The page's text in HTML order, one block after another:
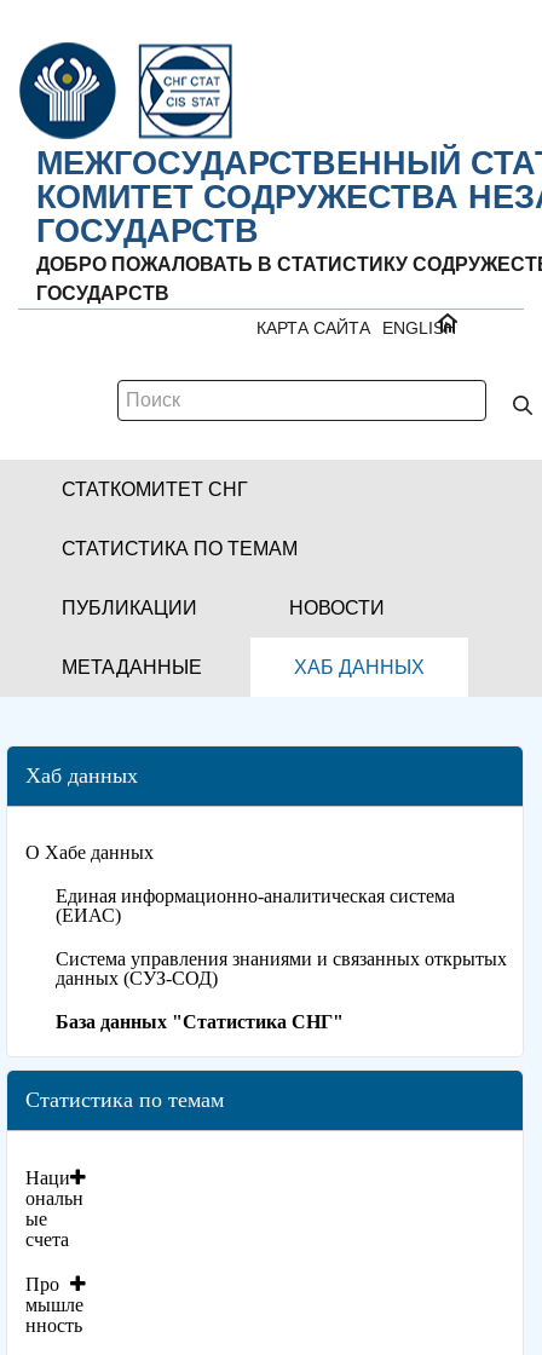
МЕЖГОСУДАРСТВЕННЫЙ
КОМИТЕТ СОДРУЖЕСТВА
ГОСУДАРСТВ
ДОБРО ПОЖАЛОВАТЬ В СТАТИСТИКУ
ГОСУДАРСТВ
ENGLISH
КАРТА САЙТА
СТАТКОМИТЕТ СНГ
СТАТИСТИКА ПО ТЕМАМ
ПУБЛИКАЦИИ НОВОСТИ
МЕТАДАННЫЕ ХАБ ДАННЫХ
Хаб данных
О Хабе данных
Единая информационно-аналитическая система
(ЕИАС)
Система управления знаниями и связанных открытых
данных (СУЗ-СОД)
База данных "Статистика СНГ"
Статистика по темам
Наци
ональн
ые
счета
Про
мышле
нность